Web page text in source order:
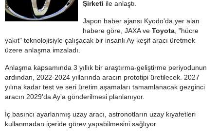
Şirketi ile anlaştı.
Japon haber ajansı Kyodo'da yer alan
habere göre, JAXA ve Toyota , "hücre
yakıt" teknolojisiyle çalışacak bir insanlı Ay keşif aracı üretmek
üzere anlaşma imzaladı.
Anlaşma kapsamında 3 yıllık bir araştırma-geliştirme periyodunun
ardından, 2022-2024 yıllarında aracın prototipi üretilecek. 2027
yılına kadar test ve seri üretim aşamaları tamamlanacak gezginci
aracın 2029'da Ay'a gönderilmesi planlanıyor.
İç basıncı ayarlanmış uzay aracı, astronotların uzay kıyafetleri
kullanmadan içeride görev yapabilmesini sağlıyor.